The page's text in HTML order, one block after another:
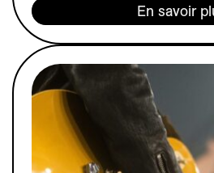
En savoir